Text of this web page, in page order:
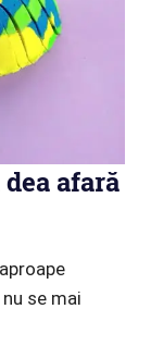
afară
se mai